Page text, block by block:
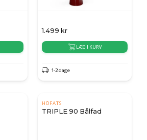
1.499 kr
LÆG I KURV
1-2 dage
HÖFATS
TRIPLE 90 Bålfad